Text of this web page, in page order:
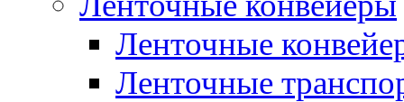
Ленточные
Ленточные